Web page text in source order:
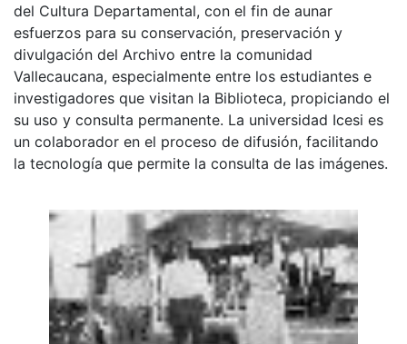
del Cultura Departamental, con el fin de aunar
esfuerzos para su conservación, preservación y
divulgación del Archivo entre la comunidad
Vallecaucana, especialmente entre los estudiantes e
investigadores que visitan la Biblioteca, propiciando el
su uso y consulta permanente. La universidad Icesi es
un colaborador en el proceso de difusión, facilitando
la tecnología que permite la consulta de las imágenes.